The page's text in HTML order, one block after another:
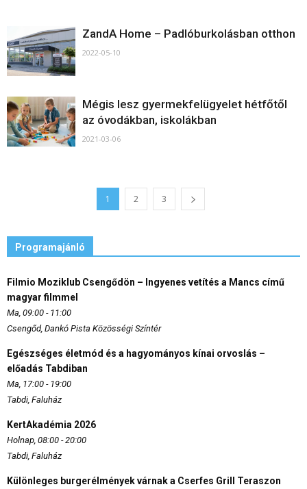
ZandA Home – Padlóburkolásban otthon
2022-05-10
Mégis lesz gyermekfelügyelet hétfőtől
az óvodákban, iskolákban
2021-03-06
1 2 3
Programajánló
Filmio Moziklub Csengődön – Ingyenes vetítés a Mancs című
magyar filmmel
Ma, 09:00 - 11:00
Csengőd, Dankó Pista Közösségi Színtér
Egészséges életmód és a hagyományos kínai orvoslás –
előadás Tabdiban
Ma, 17:00 - 19:00
Tabdi, Faluház
KertAkadémia 2026
Holnap, 08:00 - 20:00
Tabdi, Faluház
Különleges burgerélmények várnak a Cserfes Grill Teraszon